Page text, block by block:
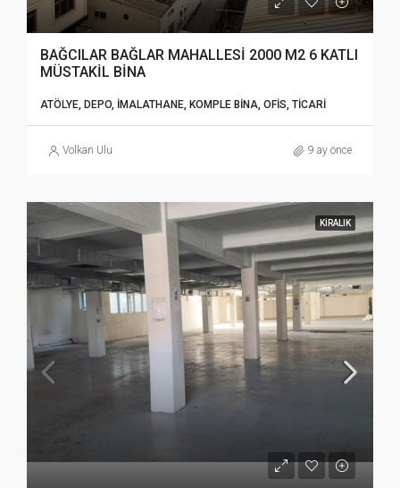
BAĞCILAR BAĞLAR MAHALLESİ 2000 M2 6 KATLI
MÜSTAKİL BİNA
ATÖLYE, DEPO, İMALATHANE, KOMPLE BINA, OFIS, TICARI
Volkan Ulu 9 ay önce
KIRALIK